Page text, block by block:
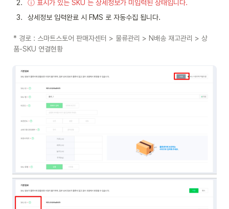
2.
ⓘ 표시가 있는 SKU 는 상세정보가 미입력된 상태입니다.
3. 상세정보 입력완료 시 FMS 로 자동수집 됩니다.
* 경로 : 스마트스토어 판매자센터 > 물류관리 > N배송 재고관리 > 상
품-SKU 연결현황